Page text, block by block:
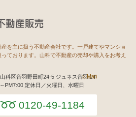
を主に扱う不動産会社です。一戸建てやマンショ
ております。山科で不動産の売却や購入をお考え
Map
科区音羽野田町24-5 ジュネス音羽１F
PM7:00 定休日／火曜日、水曜日
0120-49-1184